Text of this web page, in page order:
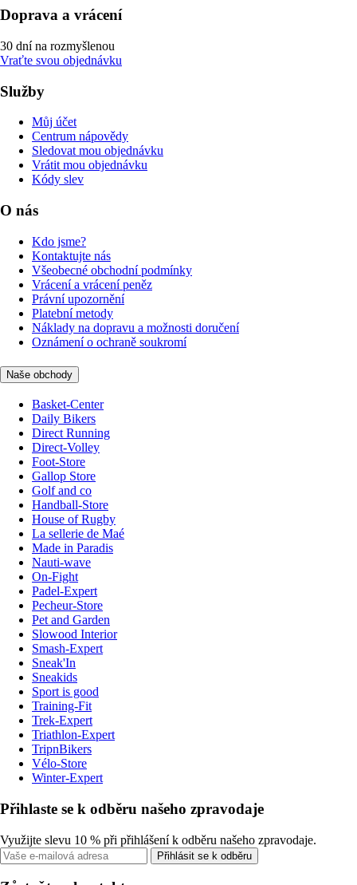
Doprava a vrácení
30 dní na rozmyšlenou
Vraťte svou objednávku
Služby
Můj účet
Centrum nápovědy
Sledovat mou objednávku
Vrátit mou objednávku
Kódy slev
O nás
Kdo jsme?
Kontaktujte nás
Všeobecné obchodní podmínky
Vrácení a vrácení peněz
Právní upozornění
Platební metody
Náklady na dopravu a možnosti doručení
Oznámení o ochraně soukromí
Naše obchody
Basket-Center
Daily Bikers
Direct Running
Direct-Volley
Foot-Store
Gallop Store
Golf and co
Handball-Store
House of Rugby
La sellerie de Maé
Made in Paradis
Nauti-wave
On-Fight
Padel-Expert
Pecheur-Store
Pet and Garden
Slowood Interior
Smash-Expert
Sneak'In
Sneakids
Sport is good
Training-Fit
Trek-Expert
Triathlon-Expert
TripnBikers
Vélo-Store
Winter-Expert
Přihlaste se k odběru našeho zpravodaje
Využijte slevu 10 % při přihlášení k odběru našeho zpravodaje.
Přihlásit se k odběru